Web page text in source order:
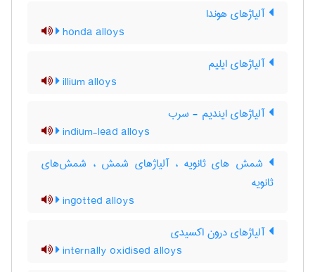
آلیاژهای هوندا
honda alloys
آلیاژهای ایلیم
illium alloys
آلیاژهای ایندیم - سرب
indium-lead alloys
شمش های ثانویه ، آلیاژهای شمش ، شمش‌های
ثانویه
ingotted alloys
آلیاژهای درون اکسیدی
internally oxidised alloys